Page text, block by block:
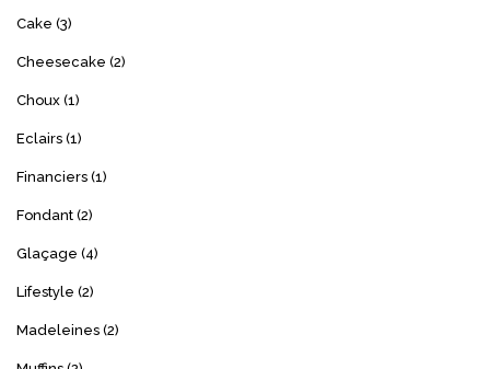
Cake (3)
Cheesecake (2)
Choux (1)
Eclairs (1)
Financiers (1)
Fondant (2)
Glaçage (4)
Lifestyle (2)
Madeleines (2)